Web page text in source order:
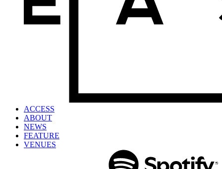
ACCESS
ABOUT
NEWS
FEATURE
VENUES